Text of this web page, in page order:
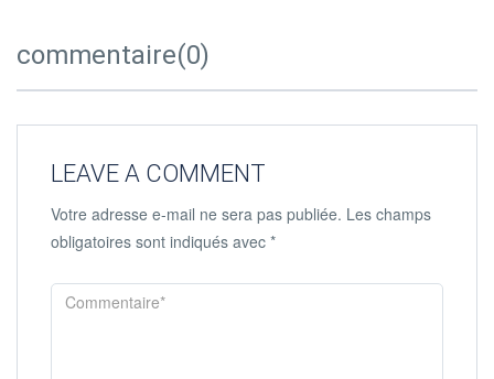
commentaire(0)
LEAVE A COMMENT
Votre adresse e-mail ne sera pas publiée. Les champs
obligatoires sont indiqués avec *